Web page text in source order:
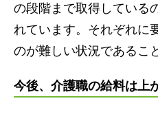
の段階まで取得している
れています。それぞれに
のが難しい状況であるこ
今後、介護職の給料は上